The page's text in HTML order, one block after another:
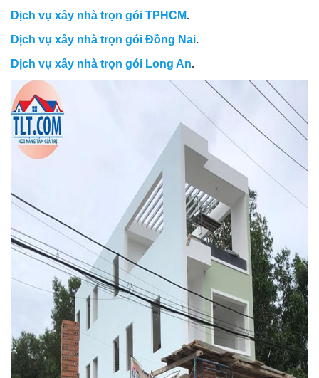
Dịch vụ xây nhà trọn gói TPHCM.
Dịch vụ xây nhà trọn gói Đồng Nai.
Dịch vụ xây nhà trọn gói Long An.